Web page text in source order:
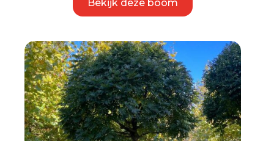
Bekijk deze boom
product
heeft
Deze
optie
kan
gekozen
worden
op
de
productpagina